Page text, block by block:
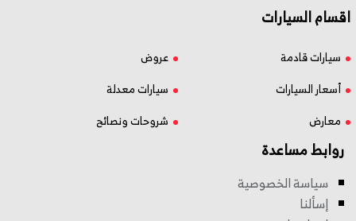
اقسام السيارات
سيارات قادمة
عروض
أسعار السيارات
سيارات معدلة
معارض
شروحات ونصائح
روابط مساعدة
سياسة الخصوصية
إسألنا